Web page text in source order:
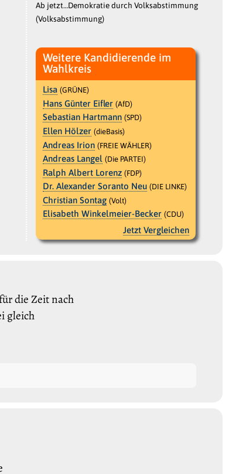
Ab jetzt…Demokratie durch Volksabstimmung
(Volksabstimmung)
Weitere Kandidierende im
Wahlkreis
Lisa (GRÜNE)
Hans Günter Eifler (AfD)
Sebastian Hartmann (SPD)
Ellen Hölzer (dieBasis)
Andreas Irion (FREIE WÄHLER)
Andreas Langel (Die PARTEI)
Ralph Albert Lorenz (FDP)
Dr. Alexander Soranto Neu (DIE LINKE)
Christian Sontag (Volt)
Elisabeth Winkelmeier-Becker (CDU)
Jetzt Vergleichen
die Zeit nach
gleich